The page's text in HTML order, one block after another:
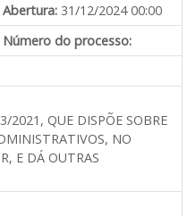
Abertura: 31/12/2024 00:00
Número do processo:
2021, QUE DISPÕE SOBRE
NO
E DÁ OUTRAS